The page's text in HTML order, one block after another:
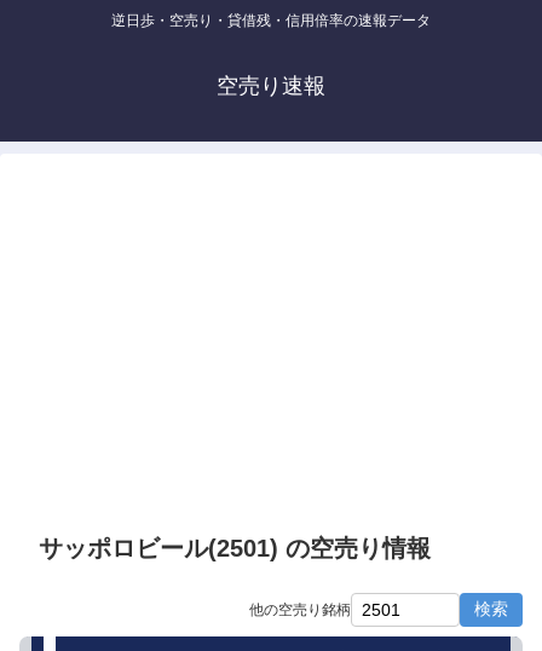
逆日歩・空売り・貸借残・信用倍率の速報データ
空売り速報
サッポロビール(2501) の空売り情報
他の空売り銘柄 検索